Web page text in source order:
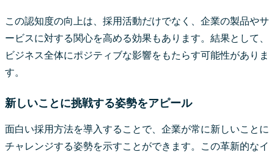
この認知度の向上は、採用活動だけでなく、企業の製品やサ
ービスに対する関心を高める効果もあります。結果として、
ビジネス全体にポジティブな影響をもたらす可能性がありま
す。
新しいことに挑戦する姿勢をアピール
面白い採用方法を導入することで、企業が常に新しいことに
チャレンジする姿勢を示すことができます。この革新的なイ